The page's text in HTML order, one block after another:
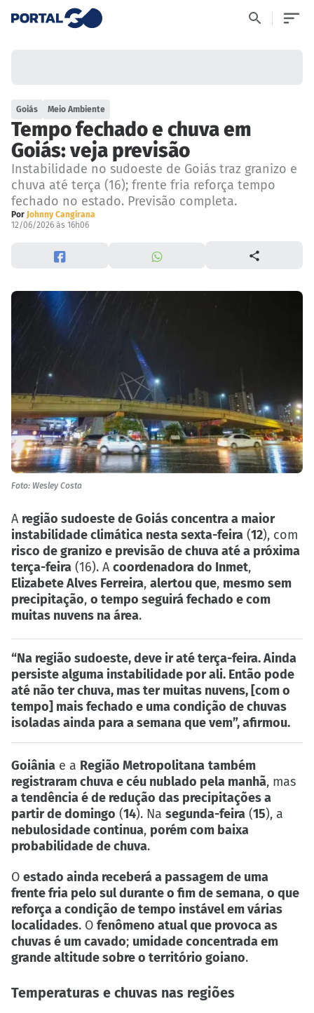
Goiás Meio Ambiente
Tempo fechado e chuva em
Goiás: veja previsão
Instabilidade no sudoeste de Goiás traz granizo e
chuva até terça (16); frente fria reforça tempo
fechado no estado. Previsão completa.
Por Johnny Cangirana
12/06/2026 às 16h06
Foto: Wesley Costa
A região sudoeste de Goiás concentra a maior
instabilidade climática nesta sexta-feira (12), com
risco de granizo e previsão de chuva até a próxima
terça-feira (16). A coordenadora do Inmet,
Elizabete Alves Ferreira, alertou que, mesmo sem
precipitação, o tempo seguirá fechado e com
muitas nuvens na área.
“Na região sudoeste, deve ir até terça-feira. Ainda
persiste alguma instabilidade por ali. Então pode
até não ter chuva, mas ter muitas nuvens, [com o
tempo] mais fechado e uma condição de chuvas
isoladas ainda para a semana que vem”, afirmou.
Goiânia e a Região Metropolitana também
registraram chuva e céu nublado pela manhã, mas
a tendência é de redução das precipitações a
partir de domingo (14). Na segunda-feira (15), a
nebulosidade continua, porém com baixa
probabilidade de chuva.
O estado ainda receberá a passagem de uma
frente fria pelo sul durante o fim de semana, o que
reforça a condição de tempo instável em várias
localidades. O fenômeno atual que provoca as
chuvas é um cavado; umidade concentrada em
grande altitude sobre o território goiano.
Temperaturas e chuvas nas regiões